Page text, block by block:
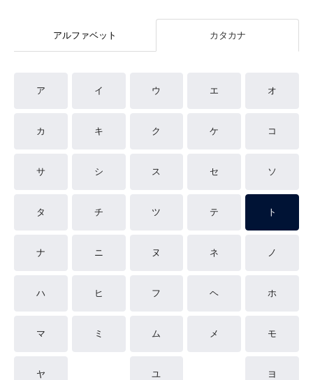
アルファベット カタカナ
ア イ ウ エ オ
カ キ ク ケ コ
サ シ ス セ ソ
タ チ ツ テ ト
ナ ニ ヌ ネ ノ
ハ ヒ フ ヘ ホ
マ ミ ム メ モ
ヤ ユ ヨ